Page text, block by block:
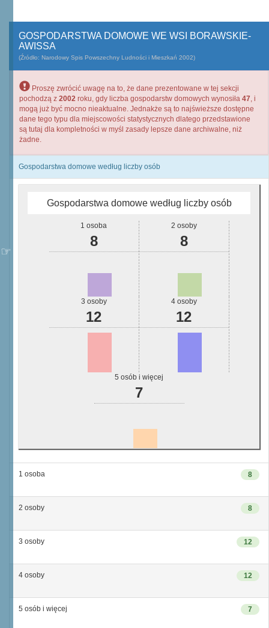
GOSPODARSTWA DOMOWE WE WSI BORAWSKIE-
AWISSA
(Źródło: Narodowy Spis Powszechny Ludności i Mieszkań 2002)
Proszę zwrócić uwagę na to, że dane prezentowane w tej sekcji
pochodzą z 2002 roku, gdy liczba gospodarstw domowych wynosiła 47, i
mogą już być mocno nieaktualne. Jednakże są to najświeższe dostępne
dane tego typu dla miejscowości statystycznych dlatego przedstawione
są tutaj dla kompletności w myśl zasady lepsze dane archiwalne, niż
żadne.
Gospodarstwa domowe według liczby osób
Gospodarstwa domowe według liczby osób
1 osoba
8
2 osoby
8
3 osoby
12
4 osoby
12
5 osób i więcej
7
8
1 osoba
8
2 osoby
12
3 osoby
12
4 osoby
7
5 osób i więcej